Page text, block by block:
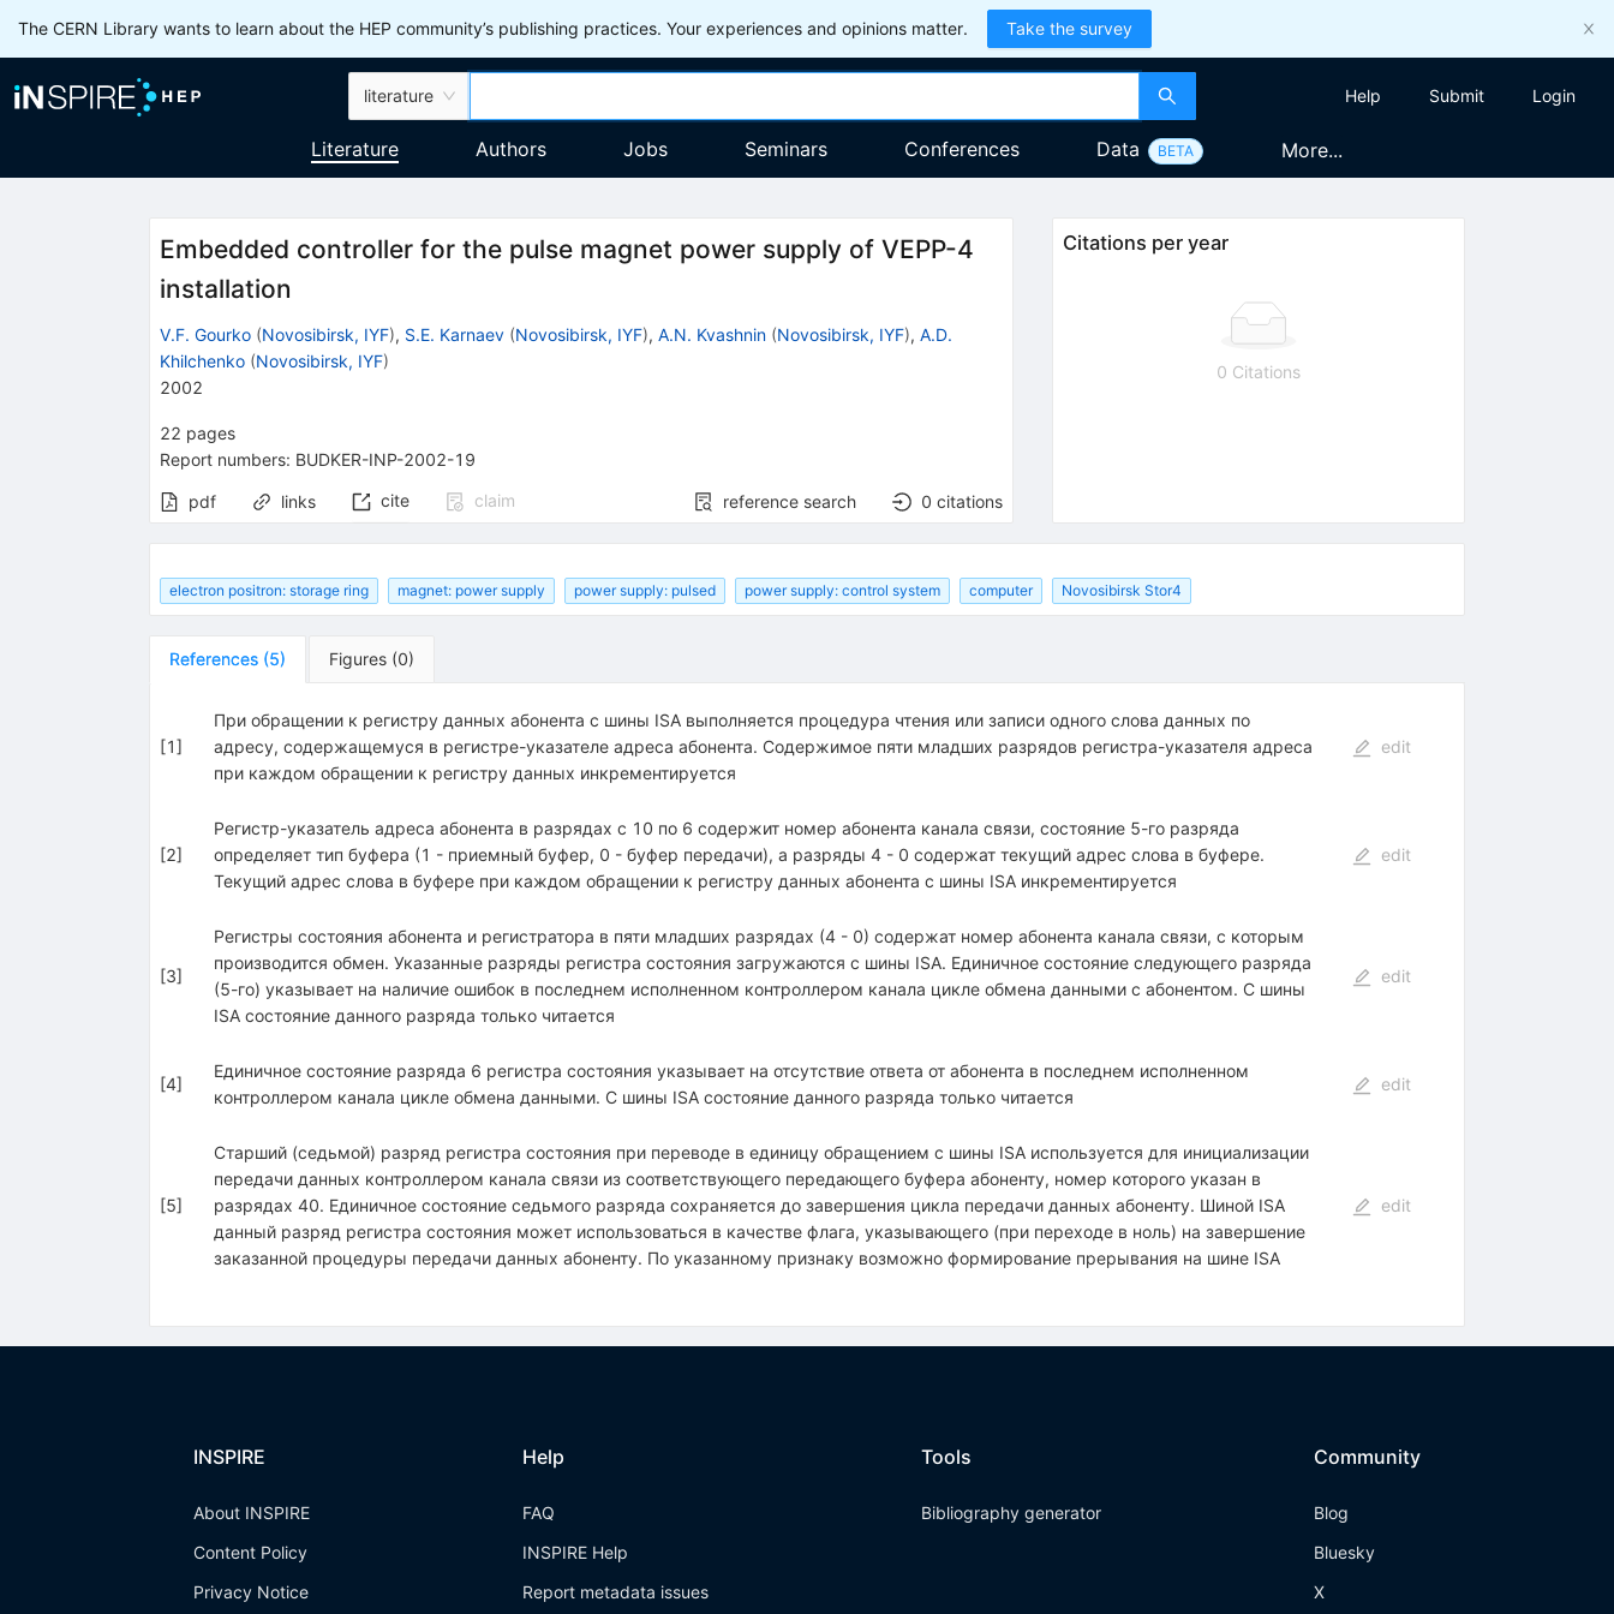
The CERN Library wants to learn about the HEP community’s publishing practices. Your experiences and opinions matter. Take the survey
literature Help Submit Login
Literature Authors Jobs Seminars Conferences Data BETA More...
Embedded controller for the pulse magnet power supply of VEPP-4
installation
V.F. Gourko (Novosibirsk, IYF), S.E. Karnaev (Novosibirsk, IYF), A.N. Kvashnin (Novosibirsk, IYF), A.D.
Khilchenko (Novosibirsk, IYF)
2002
22 pages
Report numbers: BUDKER-INP-2002-19
pdf links cite claim reference search 0 citations
Citations per year
0 Citations
electron positron: storage ring magnet: power supply power supply: pulsed power supply: control system computer Novosibirsk Stor4
References (5) Figures (0)
[1]
При обращении к регистру данных абонента с шины ISA выполняется процедура чтения или записи одного слова данных по
адресу, содержащемуся в регистре-указателе адреса абонента. Содержимое пяти младших разрядов регистра-указателя адреса
при каждом обращении к регистру данных инкрементируется
edit
[2]
Регистр-указатель адреса абонента в разрядах с 10 по 6 содержит номер абонента канала связи, состояние 5-го разряда
определяет тип буфера (1 - приемный буфер, 0 - буфер передачи), а разряды 4 - 0 содержат текущий адрес слова в буфере.
Текущий адрес слова в буфере при каждом обращении к регистру данных абонента с шины ISA инкрементируется
edit
[3]
Регистры состояния абонента и регистратора в пяти младших разрядах (4 - 0) содержат номер абонента канала связи, с которым
производится обмен. Указанные разряды регистра состояния загружаются с шины ISA. Единичное состояние следующего разряда
(5-го) указывает на наличие ошибок в последнем исполненном контроллером канала цикле обмена данными с абонентом. С шины
ISA состояние данного разряда только читается
edit
[4]
Единичное состояние разряда 6 регистра состояния указывает на отсутствие ответа от абонента в последнем исполненном
контроллером канала цикле обмена данными. С шины ISA состояние данного разряда только читается
edit
[5]
Старший (седьмой) разряд регистра состояния при переводе в единицу обращением с шины ISA используется для инициализации
передачи данных контроллером канала связи из соответствующего передающего буфера абоненту, номер которого указан в
разрядах 40. Единичное состояние седьмого разряда сохраняется до завершения цикла передачи данных абоненту. Шиной ISA
данный разряд регистра состояния может использоваться в качестве флага, указывающего (при переходе в ноль) на завершение
заказанной процедуры передачи данных абоненту. По указанному признаку возможно формирование прерывания на шине ISA
edit
INSPIRE
About INSPIRE
Content Policy
Privacy Notice
Help
FAQ
INSPIRE Help
Report metadata issues
Tools
Bibliography generator
Community
Blog
Bluesky
X